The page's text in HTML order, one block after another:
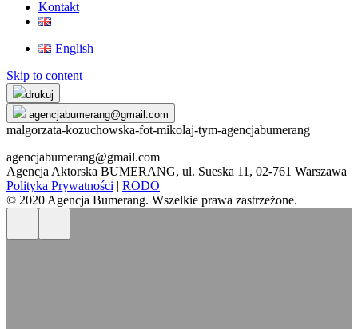
Kontakt
English
Skip to content
drukuj
agencjabumerang@gmail.com
malgorzata-kozuchowska-fot-mikolaj-tym-agencjabumerang
agencjabumerang@gmail.com
Agencja Aktorska BUMERANG, ul. Sueska 11, 02-761 Warszawa
Polityka Prywatności | RODO
© 2020 Agencja Bumerang. Wszelkie prawa zastrzeżone.